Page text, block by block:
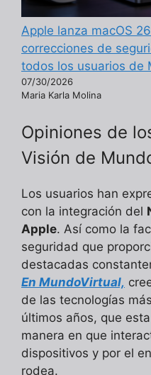
Apple lanza macOS
correcciones de
todos los usuarios de
07/30/2026
Maria Karla Molina
Opiniones de
Visión de
Los usuarios han
con la integración del
Apple. Así como la
seguridad que
destacadas
En MundoVirtual,
de las tecnologías
últimos años, que
manera en que
dispositivos y por el
rodea.